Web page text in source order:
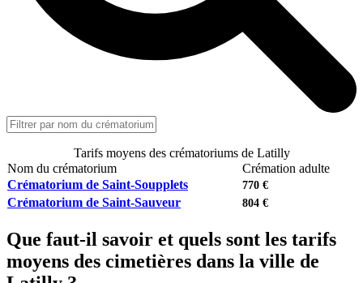
Tarifs moyens des crématoriums de Latilly
Nom du crématorium
Crémation adulte
Crématorium de Saint-Soupplets
770 €
Crématorium de Saint-Sauveur 804 €
Que faut-il savoir et quels sont les tarifs
moyens des cimetières dans la ville de